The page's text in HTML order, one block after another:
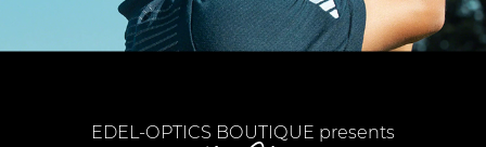
EDEL-OPTICS BOUTIQUE presents